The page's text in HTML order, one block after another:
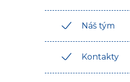
Náš tým
Kontakty